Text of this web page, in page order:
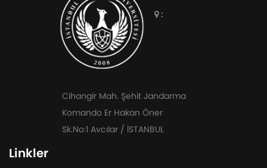
:
Cihangir Mah. Şehit Jandarma
Komando Er Hakan Öner
Sk.No:1 Avcılar / İSTANBUL
Linkler